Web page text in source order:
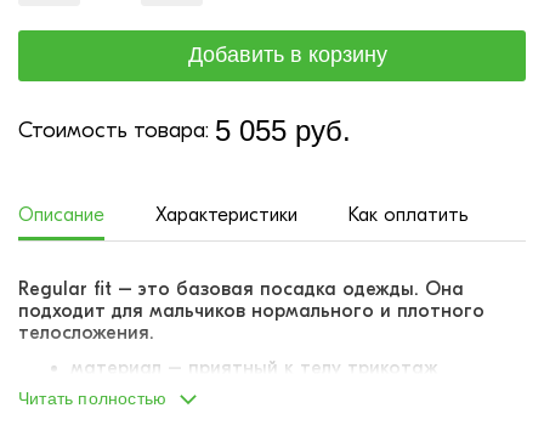
Стоимость товара: 5 055 руб.
Описание Характеристики Как оплатить
Regular fit – это базовая посадка одежды. Она
подходит для мальчиков нормального и плотного
телосложения.
материал – приятный к телу трикотаж
цвет пряжи – мулине (нить состоит из
Читать полностью